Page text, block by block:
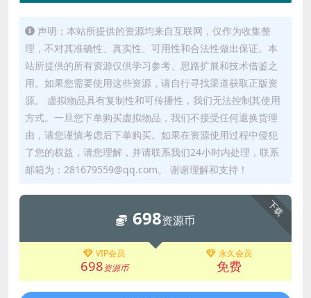
声明；本站所提供的资源均来自互联网，仅作为收集整
理，不对其准确性、真实性、可用性和合法性做出保证。本
站所提供的所有资源仅供学习参考、思路扩展和技术借鉴之
用。如果您需要使用这些资源，请自行寻找渠道获取正版资
源。 虚拟物品具有复制性和可传播性，我们无法控制其使用
方式。一旦您下单购买虚拟物品，我们不接受任何退换货理
由，请您谨慎考虑后下单购买。如果在资源使用过程中侵犯
了您的权益，请您理解，并请联系我们24小时内处理，联系
邮箱为：281679559@qq.com。 谢谢理解和支持！
下载
698资源币
VIP会员
698资源币
永久会员
免费